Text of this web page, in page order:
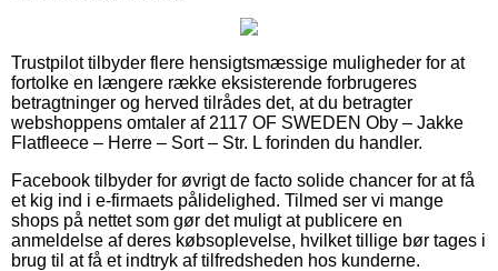
Trustpilot tilbyder flere hensigtsmæssige muligheder for at
fortolke en længere række eksisterende forbrugeres
betragtninger og herved tilrådes det, at du betragter
webshoppens omtaler af 2117 OF SWEDEN Oby – Jakke
Flatfleece – Herre – Sort – Str. L forinden du handler.
Facebook tilbyder for øvrigt de facto solide chancer for at få
et kig ind i e-firmaets pålidelighed. Tilmed ser vi mange
shops på nettet som gør det muligt at publicere en
anmeldelse af deres købsoplevelse, hvilket tillige bør tages i
brug til at få et indtryk af tilfredsheden hos kunderne.